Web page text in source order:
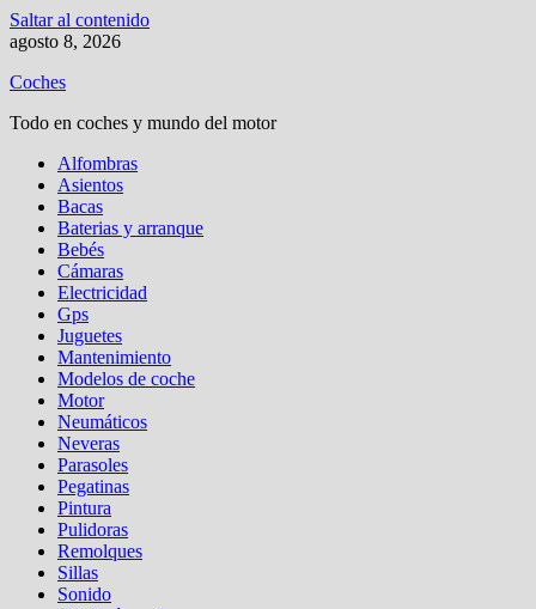
Saltar al contenido
agosto 8, 2026
Coches
Todo en coches y mundo del motor
Alfombras
Asientos
Bacas
Baterias y arranque
Bebés
Cámaras
Electricidad
Gps
Juguetes
Mantenimiento
Modelos de coche
Motor
Neumáticos
Neveras
Parasoles
Pegatinas
Pintura
Pulidoras
Remolques
Sillas
Sonido